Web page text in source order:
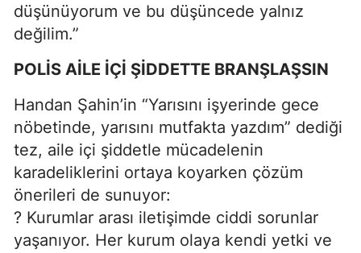
düşünüyorum ve bu düşüncede yalnız
değilim.”
POLİS AİLE İÇİ ŞİDDETTE BRANŞLAŞSIN
Handan Şahin’in “Yarısını işyerinde gece
nöbetinde, yarısını mutfakta yazdım” dediği
tez, aile içi şiddetle mücadelenin
karadeliklerini ortaya koyarken çözüm
önerileri de sunuyor:
? Kurumlar arası iletişimde ciddi sorunlar
yaşanıyor. Her kurum olaya kendi yetki ve